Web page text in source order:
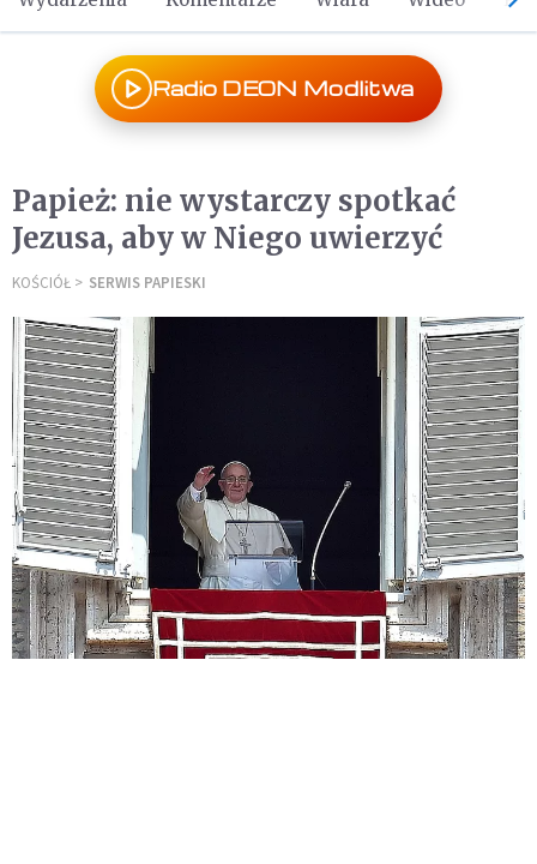
Radio DEON Modlitwa
Papież: nie wystarczy spotkać
Jezusa, aby w Niego uwierzyć
KOŚCIÓŁ SERWIS PAPIESKI